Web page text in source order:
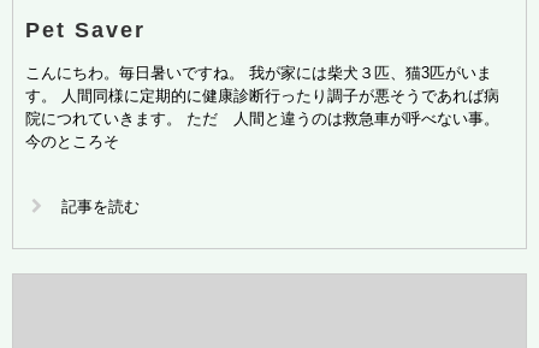
Pet Saver
こんにちわ。毎日暑いですね。 我が家には柴犬３匹、猫3匹がいま
す。 人間同様に定期的に健康診断行ったり調子が悪そうであれば病
院につれていきます。 ただ 人間と違うのは救急車が呼べない事。
今のところそ
記事を読む